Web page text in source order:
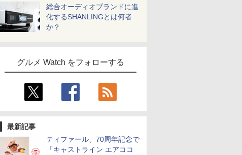
総合オーディオブランドに進
化するSHANLINGとは何者
か？
グルメ Watch をフォローする
最新記事
ティファール、70周年記念で
「キャストライン エアココ